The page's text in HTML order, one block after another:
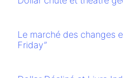
Le marché des changes
Friday”